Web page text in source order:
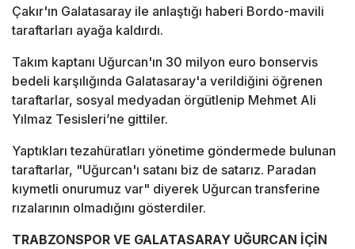
Çakır'ın Galatasaray ile anlaştığı haberi Bordo-mavili
taraftarları ayağa kaldırdı.
Takım kaptanı Uğurcan'ın 30 milyon euro bonservis
bedeli karşılığında Galatasaray'a verildiğini öğrenen
taraftarlar, sosyal medyadan örgütlenip Mehmet Ali
Yılmaz Tesisleri’ne gittiler.
Yaptıkları tezahüratları yönetime göndermede bulunan
taraftarlar, "Uğurcan'ı satanı biz de satarız. Paradan
kıymetli onurumuz var" diyerek Uğurcan transferine
rızalarının olmadığını gösterdiler.
TRABZONSPOR VE GALATASARAY UĞURCAN İÇİN